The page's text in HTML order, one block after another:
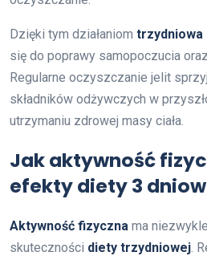
Dzięki tym działaniom trzydniowa
się do poprawy samopoczucia
Regularne oczyszczanie jelit
składników odżywczych w
utrzymaniu zdrowej masy ciała.
Jak aktywność
efekty diety 3
Aktywność fizyczna ma
skuteczności diety trzydniowej.